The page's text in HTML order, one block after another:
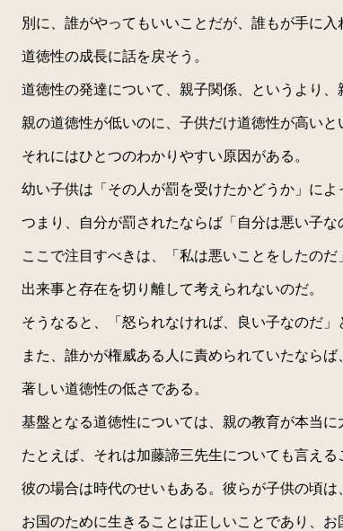
別に、誰がやってもいいことだが、誰もが手に入
道徳性の成長に話を戻そう。
道徳性の発達について、親子関係、というより、
親の道徳性が低いのに、子供だけ道徳性が高いと
それにはひとつのわかりやすい原因がある。
幼い子供は「その人が罰を受けたかどうか」によ
つまり、自分が罰されたならば「自分は悪い子な
ここで注目すべきは、「私は悪いことをしたのだ
出来事と存在を切り離して考えられないのだ。
そうなると、「怒られなければ、良い子なのだ」
また、誰かが権威ある人に責められていたならば
著しい道徳性の低さである。
基盤となる道徳性については、親の教育が本当に
たとえば、それは加藤諦三先生についても言える
彼の場合は時代のせいもある。彼らが子供の頃は
お国のために生きることは正しいことであり、お